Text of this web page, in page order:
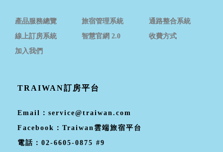
產品服務總覽 旅宿管理系統
通路整合系統
線上訂房系統
智慧官網 2.0
收費方式
加入我們
TRAIWAN訂房平台
Email： service@traiwan.com
Facebook： Traiwan雲端旅宿平台
電話： 02-6605-0875 #9